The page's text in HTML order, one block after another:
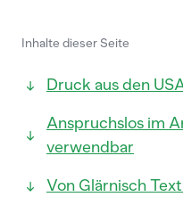
Inhalte dieser Seite
Druck aus den
Anspruchslos im
verwendbar
Von Glärnisch